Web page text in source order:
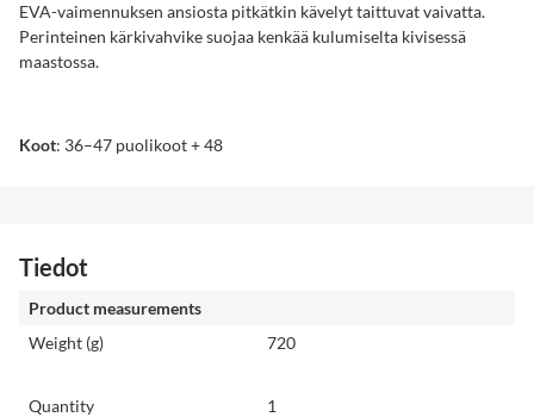
EVA-vaimennuksen ansiosta pitkätkin kävelyt taittuvat vaivatta.
Perinteinen kärkivahvike suojaa kenkää kulumiselta kivisessä
maastossa.
Koot: 36–47 puolikoot + 48
Tiedot
Product measurements
Weight (g)
720
Quantity
1